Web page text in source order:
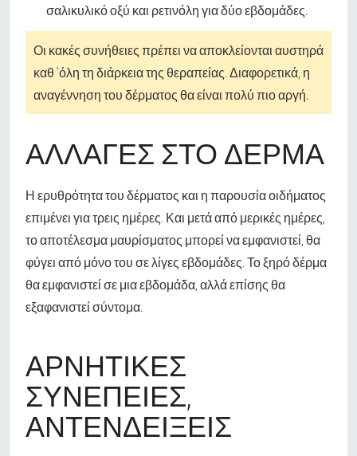
σαλικυλικό οξύ και ρετινόλη για δύο εβδομάδες.
Οι κακές συνήθειες πρέπει να αποκλείονται αυστηρά
καθ 'όλη τη διάρκεια της θεραπείας. Διαφορετικά, η
αναγέννηση του δέρματος θα είναι πολύ πιο αργή.
ΑΛΛΑΓΈΣ ΣΤΟ ΔΈΡΜΑ
Η ερυθρότητα του δέρματος και η παρουσία οιδήματος
επιμένει για τρεις ημέρες. Και μετά από μερικές ημέρες,
το αποτέλεσμα μαυρίσματος μπορεί να εμφανιστεί, θα
φύγει από μόνο του σε λίγες εβδομάδες. Το ξηρό δέρμα
θα εμφανιστεί σε μια εβδομάδα, αλλά επίσης θα
εξαφανιστεί σύντομα.
ΑΡΝΗΤΙΚΈΣ
ΣΥΝΈΠΕΙΕΣ,
ΑΝΤΕΝΔΕΊΞΕΙΣ